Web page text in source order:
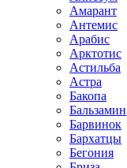
Амарант
Антемис
Арабис
Арктотис
Астильба
Астра
Бакопа
Бальзамин
Барвинок
Бархатцы
Бегония